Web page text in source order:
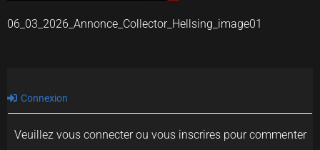
06_03_2026_Annonce_Collector_Hellsing_image01
Connexion
Veuillez vous connecter ou vous inscrires pour commenter